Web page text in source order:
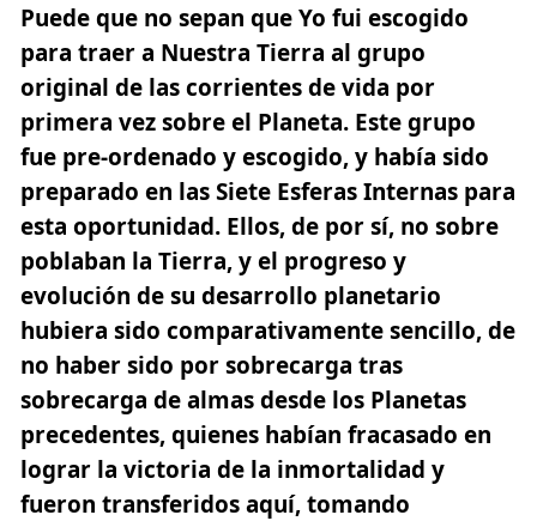
Puede que no sepan que Yo fui escogido
para traer a Nuestra Tierra al grupo
original de las corrientes de vida por
primera vez sobre el Planeta. Este grupo
fue pre-ordenado y escogido, y había sido
preparado en las Siete Esferas Internas para
esta oportunidad. Ellos, de por sí, no sobre
poblaban la Tierra, y el progreso y
evolución de su desarrollo planetario
hubiera sido comparativamente sencillo, de
no haber sido por sobrecarga tras
sobrecarga de almas desde los Planetas
precedentes, quienes habían fracasado en
lograr la victoria de la inmortalidad y
fueron transferidos aquí, tomando